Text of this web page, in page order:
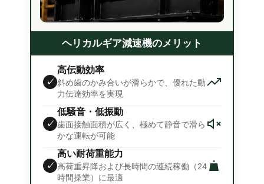
ヘリカルギア減速機のメリット
✓
高伝動効率
斜め歯のかみ合いが滑らかで、優れた動
力伝達効率を実現
✓
低騒音・低振動
歯面接触面積が広く、極めて静音で滑ら
かな運転が可能
✓
高い耐荷重能力
高荷重昇降および長時間の連続稼働（24
時間操業）に最適